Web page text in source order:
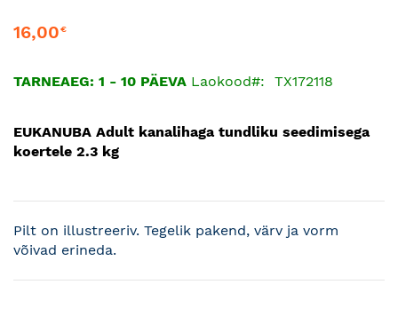
images
16,00€
TARNEAEG: 1 - 10 PÄEVA Laokood TX172118
EUKANUBA Adult kanalihaga tundliku seedimisega
koertele 2.3 kg
Pilt on illustreeriv. Tegelik pakend, värv ja vorm
võivad erineda.